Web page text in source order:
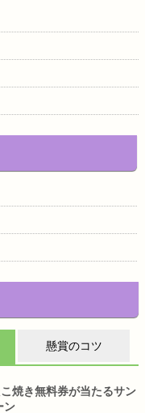
懸賞のコツ
焼き無料券が当たるサン
ン